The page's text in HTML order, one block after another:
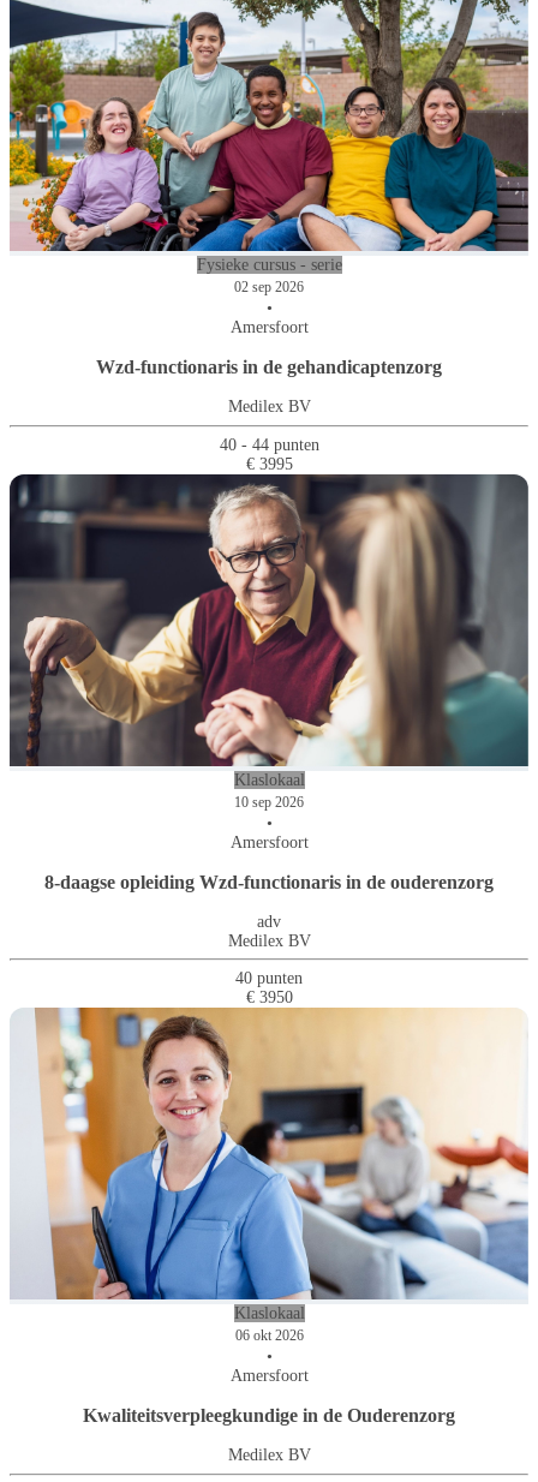
Fysieke cursus - serie
02 sep 2026
•
Amersfoort
Wzd-functionaris in de gehandicaptenzorg
Medilex BV
40 - 44 punten
€ 3995
Klaslokaal
10 sep 2026
•
Amersfoort
8-daagse opleiding Wzd-functionaris in de ouderenzorg
adv
Medilex BV
40 punten
€ 3950
Klaslokaal
06 okt 2026
•
Amersfoort
Kwaliteitsverpleegkundige in de Ouderenzorg
Medilex BV